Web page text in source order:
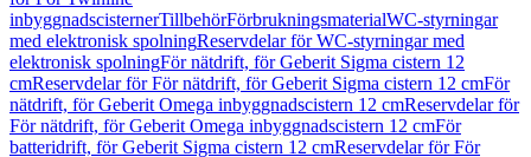
inbyggnadscisternerTillbehörFörbrukningsmaterialWC-styrningar
med elektronisk spolningReservdelar för WC-styrningar med
elektronisk spolningFör nätdrift, för Geberit Sigma cistern 12
cmReservdelar för För nätdrift, för Geberit Sigma cistern 12 cmFör
nätdrift, för Geberit Omega inbyggnadscistern 12 cmReservdelar för
För nätdrift, för Geberit Omega inbyggnadscistern 12 cmFör
batteridrift, för Geberit Sigma cistern 12 cmReservdelar för För